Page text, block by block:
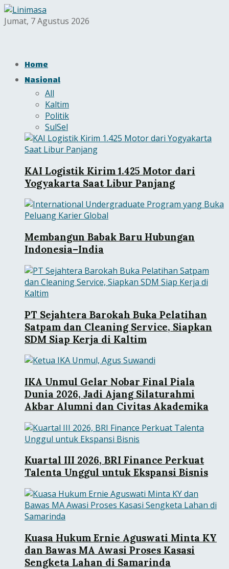
Jumat, 7 Agustus 2026
Home
Nasional
All
Kaltim
Politik
SulSel
KAI Logistik Kirim 1.425 Motor dari
Yogyakarta Saat Libur Panjang
Membangun Babak Baru Hubungan
Indonesia–India
PT Sejahtera Barokah Buka Pelatihan
Satpam dan Cleaning Service, Siapkan
SDM Siap Kerja di Kaltim
IKA Unmul Gelar Nobar Final Piala
Dunia 2026, Jadi Ajang Silaturahmi
Akbar Alumni dan Civitas Akademika
Kuartal III 2026, BRI Finance Perkuat
Talenta Unggul untuk Ekspansi Bisnis
Kuasa Hukum Ernie Aguswati Minta KY
dan Bawas MA Awasi Proses Kasasi
Sengketa Lahan di Samarinda